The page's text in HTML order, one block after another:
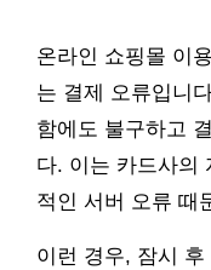
온라인 쇼핑몰 이
는 결제 오류입니
함에도 불구하고
다. 이는 카드사의
적인 서버 오류 때
이런 경우, 잠시